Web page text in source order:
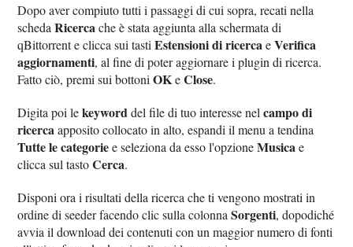
Dopo aver compiuto tutti i passaggi di cui sopra, recati nella
schedaRicerca che è stata aggiunta alla schermata di
qBittorrent e clicca sui tastiEstensioni di ricerca eVerifica
aggiornamenti, al fine di poter aggiornare i plugin di ricerca.
Fatto ciò, premi sui bottoniOKeClose.
Digita poi lekeyword del file di tuo interesse nelcampo di
ricerca apposito collocato in alto, espandi il menu a tendina
Tutte le categoriee seleziona da esso l'opzioneMusica e
clicca sul tastoCerca.
Disponi ora i risultati della ricerca che ti vengono mostrati in
ordine di seeder facendo clic sulla colonnaSorgenti, dopodiché
avvia il download dei contenuti con un maggior numero di fonti